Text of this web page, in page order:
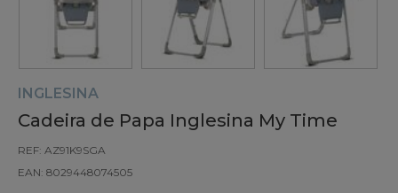
INGLESINA
Cadeira de Papa Inglesina My Time
REF: AZ91K9SGA
EAN: 8029448074505